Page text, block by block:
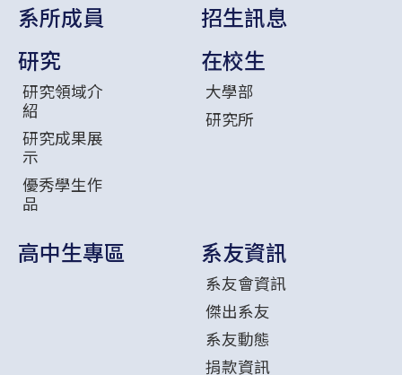
系所成員
招生訊息
研究
研究領域介
紹
研究成果展
示
優秀學生作
品
在校生
大學部
研究所
高中生專區 系友資訊
系友會資訊
傑出系友
系友動態
捐款資訊